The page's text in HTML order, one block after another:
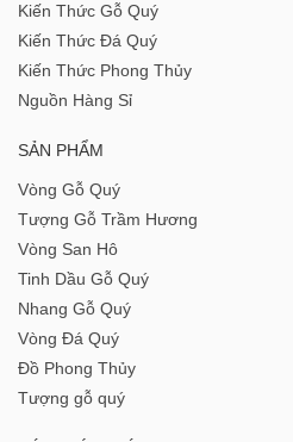
Kiến Thức Gỗ Quý
Kiến Thức Đá Quý
Kiến Thức Phong Thủy
Nguồn Hàng Sỉ
SẢN PHẨM
Vòng Gỗ Quý
Tượng Gỗ Trầm Hương
Vòng San Hô
Tinh Dầu Gỗ Quý
Nhang Gỗ Quý
Vòng Đá Quý
Đồ Phong Thủy
Tượng gỗ quý